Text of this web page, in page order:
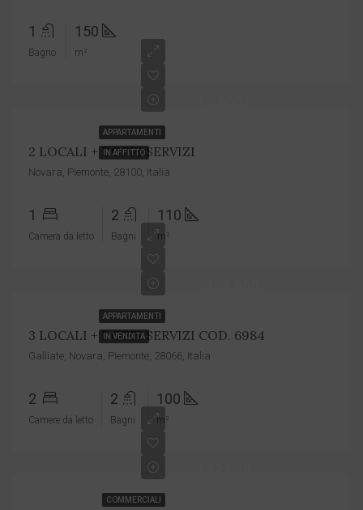
1
Bagno
150
m²
APPARTAMENTI
IN AFFITTO
2 LOCALI + DOPPI SERVIZI
Novara, Piemonte, 28100, Italia
1
Camera da letto
2
Bagni
110
m²
APPARTAMENTI
IN VENDITA
3 LOCALI + DOPPI SERVIZI COD. 6984
Galliate, Novara, Piemonte, 28066, Italia
2
Camere da letto
2
Bagni
100
m²
COMMERCIALI